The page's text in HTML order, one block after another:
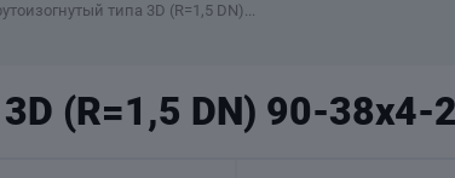
типа 3D (R=1,5 DN)...
(R=1,5 DN) 90-